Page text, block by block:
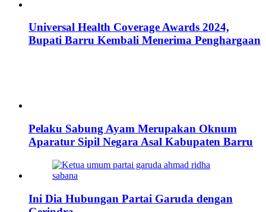
Universal Health Coverage Awards 2024,
Bupati Barru Kembali Menerima Penghargaan
Pelaku Sabung Ayam Merupakan Oknum
Aparatur Sipil Negara Asal Kabupaten Barru
Ini Dia Hubungan Partai Garuda dengan